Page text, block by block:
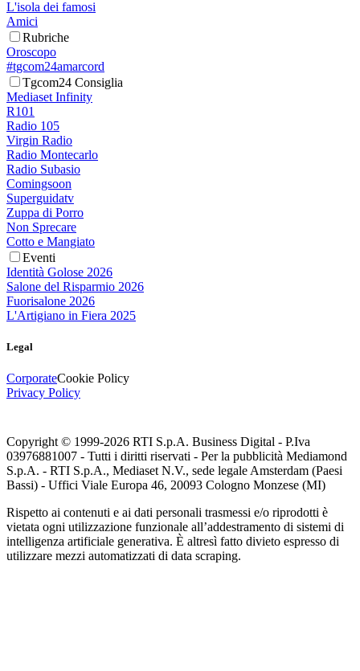
L'isola dei famosi
Amici
Rubriche
Oroscopo
#tgcom24amarcord
Tgcom24 Consiglia
Mediaset Infinity
R101
Radio 105
Virgin Radio
Radio Montecarlo
Radio Subasio
Comingsoon
Superguidatv
Zuppa di Porro
Non Sprecare
Cotto e Mangiato
Eventi
Identità Golose 2026
Salone del Risparmio 2026
Fuorisalone 2026
L'Artigiano in Fiera 2025
Legal
CorporateCookie Policy
Privacy Policy
Copyright © 1999-2026 RTI S.p.A. Business Digital - P.Iva
03976881007 - Tutti i diritti riservati - Per la pubblicità Mediamond
S.p.A. - RTI S.p.A., Mediaset N.V., sede legale Amsterdam (Paesi
Bassi) - Uffici Viale Europa 46, 20093 Cologno Monzese (MI)
Rispetto ai contenuti e ai dati personali trasmessi e/o riprodotti è
vietata ogni utilizzazione funzionale all’addestramento di sistemi di
intelligenza artificiale generativa. È altresì fatto divieto espresso di
utilizzare mezzi automatizzati di data scraping.